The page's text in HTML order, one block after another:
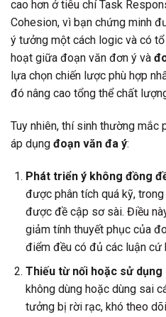
cao hơn ở tiêu chí Task
Cohesion, vì bạn chứng minh
ý tưởng một cách logic và có
hoạt giữa đoạn văn đơn ý và
lựa chọn chiến lược phù hợp
đó nâng cao tổng thể chất
Tuy nhiên, thí sinh thường
áp dụng đoạn văn đa ý:
Phát triển ý không đồng
được phân tích quá kỹ,
được đề cập sơ sài. Điều
giảm tính thuyết phục của
điểm đều có đủ các luận cứ
Thiếu từ nối hoặc sử
không dùng hoặc dùng sai
tưởng bị rời rạc, khó theo